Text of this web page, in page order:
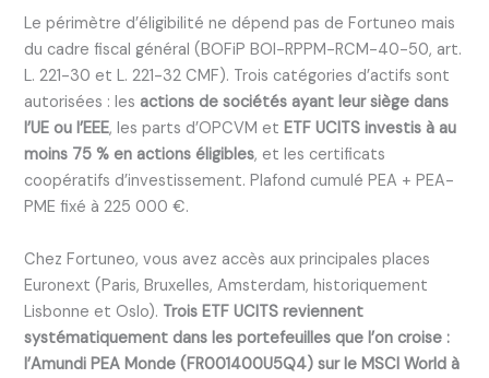
Le périmètre d’éligibilité ne dépend pas de Fortuneo mais
du cadre fiscal général (BOFiP BOI-RPPM-RCM-40-50, art.
L. 221-30 et L. 221-32 CMF). Trois catégories d’actifs sont
autorisées : les actions de sociétés ayant leur siège dans
l’UE ou l’EEE, les parts d’OPCVM etETF UCITS investis à au
moins 75 % en actions éligibles, et les certificats
coopératifs d’investissement. Plafond cumulé PEA + PEA-
PME fixé à 225 000 €.
Chez Fortuneo, vous avez accès aux principales places
Euronext (Paris, Bruxelles, Amsterdam, historiquement
Lisbonne et Oslo). Trois ETF UCITS reviennent
systématiquement dans les portefeuilles que l’on croise :
l’Amundi PEA Monde (FR001400U5Q4) sur le MSCI World à